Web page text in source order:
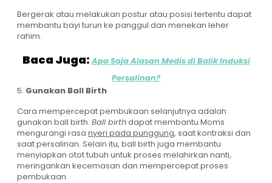
Bergerak atau melakukan postur atau posisi tertentu dapat
membantu bayi turun ke panggul dan menekan leher
rahim.
Baca Juga:Apa Saja Alasan Medis di Balik Induksi
Persalinan?
5. Gunakan Ball Birth
Cara mempercepat pembukaan selanjutnya adalah
gunakan ball birth. Ball birthdapat membantu Moms
mengurangi rasa nyeri pada punggung, saat kontraksi dan
saat persalinan. Selain itu, ball birth juga membantu
menyiapkan otot tubuh untuk proses melahirkan nanti,
meringankan kecemasan dan mempercepat proses
pembukaan.